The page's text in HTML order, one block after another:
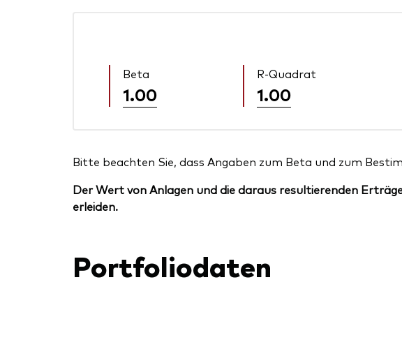
Beta
1.00
R-Quadrat
1.00
Bitte beachten Sie, dass Angaben zum Beta und zum
Der Wert von Anlagen und die daraus resultierenden
erleiden.
Portfoliodaten